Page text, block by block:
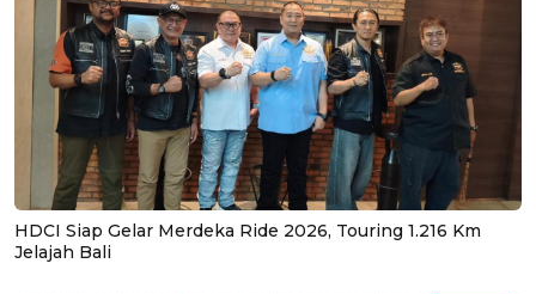
HDCI Siap Gelar Merdeka Ride 2026, Touring 1.216 Km
Jelajah Bali